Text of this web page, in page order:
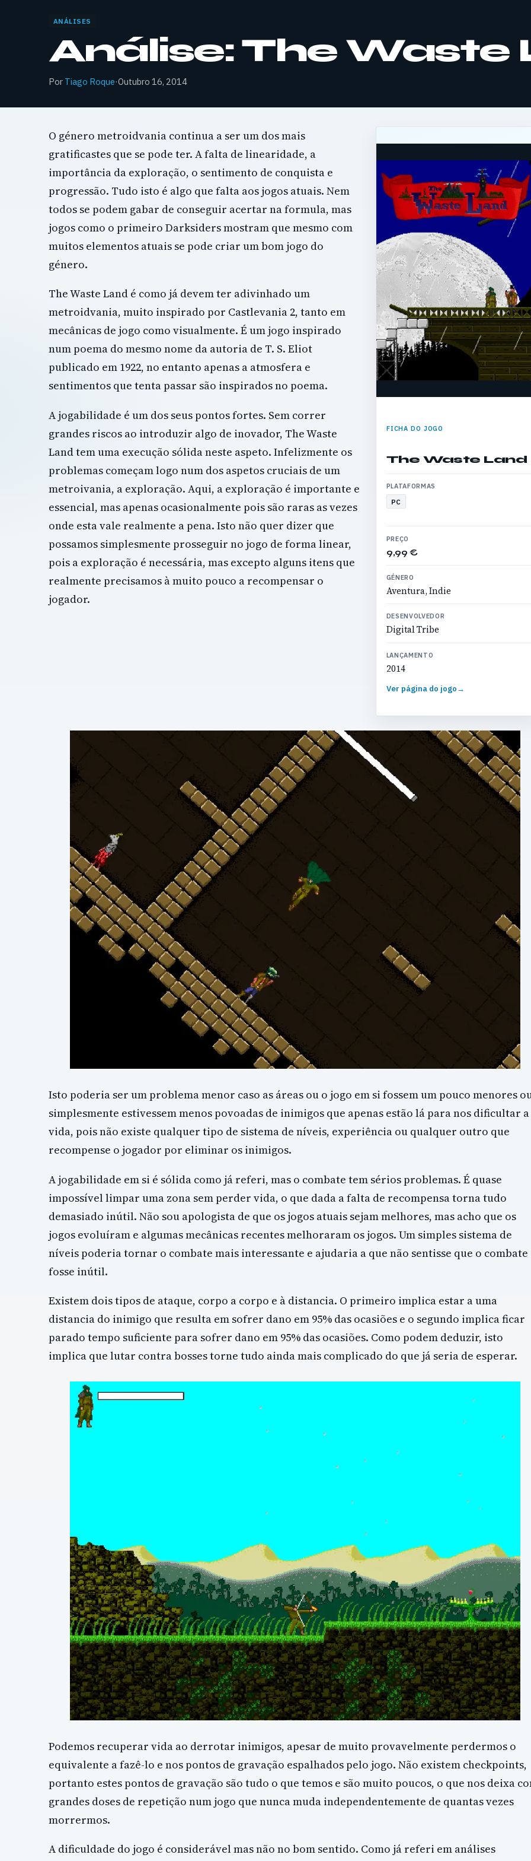
ANÁLISES
Análise: The Waste
Por Tiago Roque·Outubro 16, 2014
FICHA DO JOGO
The Waste Land
PLATAFORMAS
PC
PREÇO
9,99 €
GÉNERO
Aventura, Indie
DESENVOLVEDOR
Digital Tribe
LANÇAMENTO
2014
Ver página do jogo→
O género metroidvania continua a ser um dos mais
gratificastes que se pode ter. A falta de linearidade, a
importância da exploração, o sentimento de conquista e
progressão. Tudo isto é algo que falta aos jogos atuais. Nem
todos se podem gabar de conseguir acertar na formula, mas
jogos como o primeiro Darksiders mostram que mesmo com
muitos elementos atuais se pode criar um bom jogo do
género.
The Waste Land é como já devem ter adivinhado um
metroidvania, muito inspirado por Castlevania 2, tanto em
mecânicas de jogo como visualmente. É um jogo inspirado
num poema do mesmo nome da autoria de T. S. Eliot
publicado em 1922, no entanto apenas a atmosfera e
sentimentos que tenta passar são inspirados no poema.
A jogabilidade é um dos seus pontos fortes. Sem correr
grandes riscos ao introduzir algo de inovador, The Waste
Land tem uma execução sólida neste aspeto. Infelizmente os
problemas começam logo num dos aspetos cruciais de um
metroivania, a exploração. Aqui, a exploração é importante e
essencial, mas apenas ocasionalmente pois são raras as vezes
onde esta vale realmente a pena. Isto não quer dizer que
possamos simplesmente prosseguir no jogo de forma linear,
pois a exploração é necessária, mas excepto alguns itens que
realmente precisamos à muito pouco a recompensar o
jogador.
Isto poderia ser um problema menor caso as áreas ou o jogo em si fossem um pouco menores
simplesmente estivessem menos povoadas de inimigos que apenas estão lá para nos dificultar a
vida, pois não existe qualquer tipo de sistema de níveis, experiência ou qualquer outro que
recompense o jogador por eliminar os inimigos.
A jogabilidade em si é sólida como já referi, mas o combate tem sérios problemas. É quase
impossível limpar uma zona sem perder vida, o que dada a falta de recompensa torna tudo
demasiado inútil. Não sou apologista de que os jogos atuais sejam melhores, mas acho que os
jogos evoluíram e algumas mecânicas recentes melhoraram os jogos. Um simples sistema de
níveis poderia tornar o combate mais interessante e ajudaria a que não sentisse que o combate
fosse inútil.
Existem dois tipos de ataque, corpo a corpo e à distancia. O primeiro implica estar a uma
distancia do inimigo que resulta em sofrer dano em 95% das ocasiões e o segundo implica ficar
parado tempo suficiente para sofrer dano em 95% das ocasiões. Como podem deduzir, isto
implica que lutar contra bosses torne tudo ainda mais complicado do que já seria de esperar.
Podemos recuperar vida ao derrotar inimigos, apesar de muito provavelmente perdermos o
equivalente a fazê-lo e nos pontos de gravação espalhados pelo jogo. Não existem checkpoints,
portanto estes pontos de gravação são tudo o que temos e são muito poucos, o que nos deixa
grandes doses de repetição num jogo que nunca muda independentemente de quantas vezes
morrermos.
A dificuldade do jogo é considerável mas não no bom sentido. Como já referi em análises